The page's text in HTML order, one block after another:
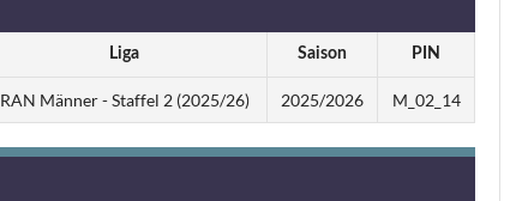
Liga Saison PIN
RAN Männer - Staffel 2 (2025/26) 2025/2026 M_02_14